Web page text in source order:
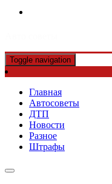
Toggle navigation
Главная
Автосоветы
ДТП
Новости
Разное
Штрафы